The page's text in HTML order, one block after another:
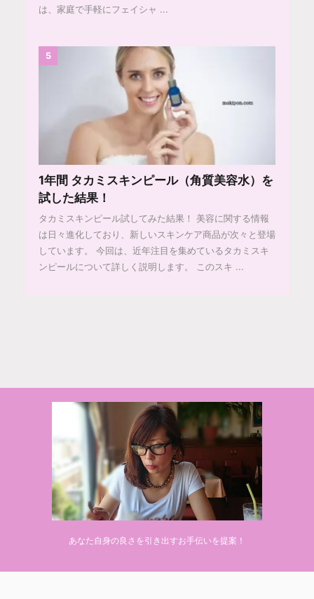
は、家庭で手軽にフェイシャ ...
5
1年間 タカミスキンピール（角質美容水）を
試した結果！
タカミスキンピール試してみた結果！ 美容に関する情報
は日々進化しており、新しいスキンケア商品が次々と登場
しています。 今回は、近年注目を集めているタカミスキ
ンピールについて詳しく説明します。 このスキ ...
あなた自身の良さを引き出すお手伝いを提案！
AFFINGER5